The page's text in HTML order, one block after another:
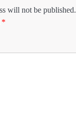
will not be published.
*